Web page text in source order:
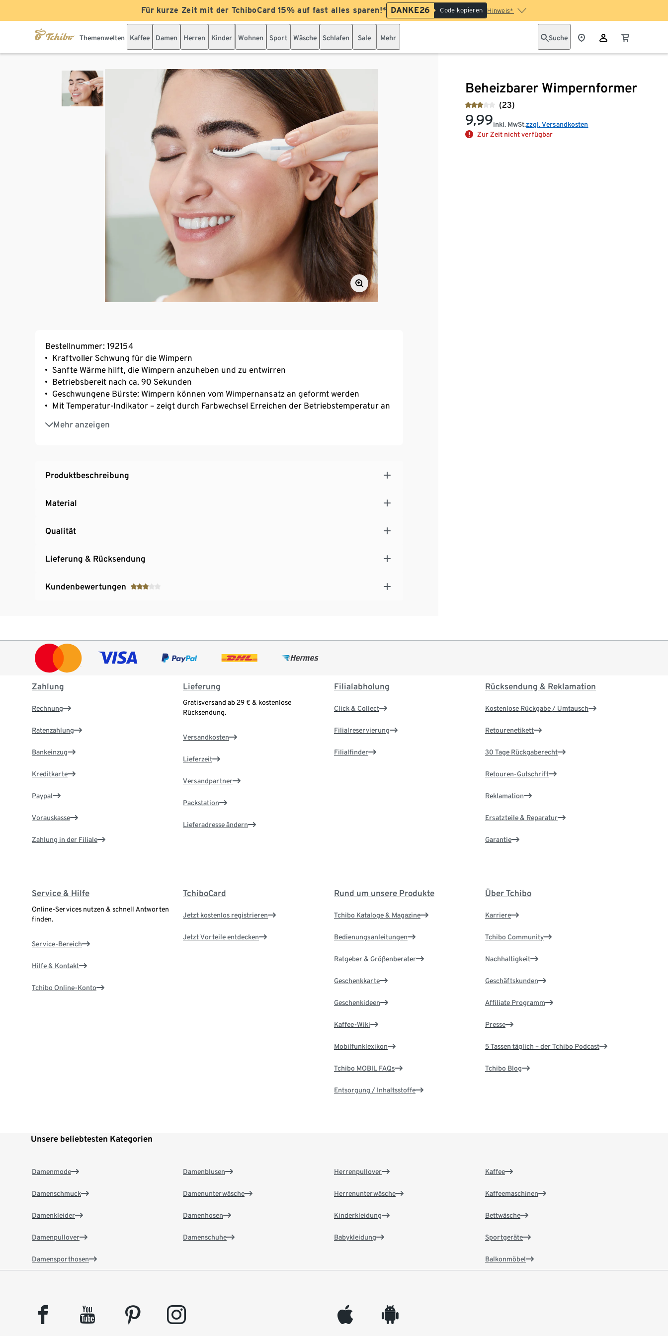
Für kurze Zeit mit der TchiboCard 15% auf fast alles sparen!* DANKE26 Code kopieren Hinweis*
Themenwelten Kaffee Damen Herren Kinder Wohnen Sport Wäsche Schlafen Sale Mehr Suche
Beheizbarer Wimpernformer
(23)
9,99inkl. MwSt.zzgl. Versandkosten
Zur Zeit nicht verfügbar
Bestellnummer: 192154
Kraftvoller Schwung für die Wimpern
Sanfte Wärme hilft, die Wimpern anzuheben und zu entwirren
Betriebsbereit nach ca. 90 Sekunden
Geschwungene Bürste: Wimpern können vom Wimpernansatz an geformt werden
Mit Temperatur-Indikator – zeigt durch Farbwechsel Erreichen der Betriebstemperatur an
Mehr anzeigen
Batteriebetrieben
Kompaktes Format, ideal für unterwegs
Produktbeschreibung
Material
Qualität
Lieferung & Rücksendung
Kundenbewertungen
Zahlung
Rechnung
Ratenzahlung
Bankeinzug
Kreditkarte
Paypal
Vorauskasse
Zahlung in der Filiale
Lieferung
Gratisversand ab 29 € & kostenlose
Rücksendung.
Versandkosten
Lieferzeit
Versandpartner
Packstation
Lieferadresse ändern
Filialabholung
Click & Collect
Filialreservierung
Filialfinder
Rücksendung & Reklamation
Kostenlose Rückgabe / Umtausch
Retourenetikett
30 Tage Rückgaberecht
Retouren-Gutschrift
Reklamation
Ersatzteile & Reparatur
Garantie
Service & Hilfe
Online-Services nutzen & schnell Antworten
finden.
Service-Bereich
Hilfe & Kontakt
Tchibo Online-Konto
TchiboCard
Jetzt kostenlos registrieren
Jetzt Vorteile entdecken
Rund um unsere Produkte
Tchibo Kataloge & Magazine
Bedienungsanleitungen
Ratgeber & Größenberater
Geschenkkarte
Geschenkideen
Kaffee-Wiki
Mobilfunklexikon
Tchibo MOBIL FAQs
Entsorgung / Inhaltsstoffe
Über Tchibo
Karriere
Tchibo Community
Nachhaltigkeit
Geschäftskunden
Affiliate Programm
Presse
5 Tassen täglich – der Tchibo Podcast
Tchibo Blog
Unsere beliebtesten Kategorien
Damenmode
Damenschmuck
Damenkleider
Damenpullover
Damensporthosen
Damenblusen
Damenunterwäsche
Damenhosen
Damenschuhe
Herrenpullover
Herrenunterwäsche
Kinderkleidung
Babykleidung
Kaffee
Kaffeemaschinen
Bettwäsche
Sportgeräte
Balkonmöbel
facebook youtube pinterest instagram appleinc android